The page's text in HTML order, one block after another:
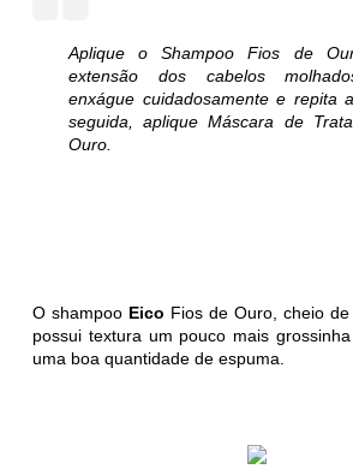
Aplique o Shampoo Fios de
extensão dos cabelos
enxágue cuidadosamente e repita
seguida, aplique Máscara de
Ouro.
O shampoo Eico Fios de Ouro, cheio
possui textura um pouco mais
uma boa quantidade de espuma.